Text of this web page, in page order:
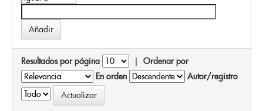
Resultados por página | Ordenar por
En orden
Autor/registro